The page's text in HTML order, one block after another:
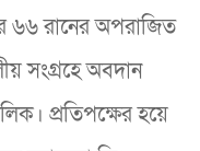
৬৬ রানের অপরাজিত
সংগ্রহে অবদান
প্রতিপক্ষের হয়ে